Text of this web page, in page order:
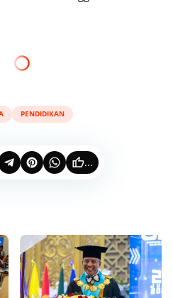
PENDIDIKAN
...